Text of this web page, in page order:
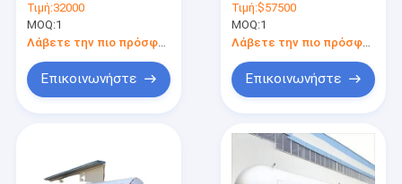
ασφαλή και
αποτελεσματική
μεταφορά
υγροποιημένου
πετρελαϊκού αερίου
Τιμή:32000
MOQ:1
Λάβετε την πιο πρόσφατη τιμή
Επικοινωνήστε
Τανκ Trailer ΥΦΑ
Μεταφορικού Τανκ
Τραίλερ Χύδης ΥΦΑ
Τραίλερ
Τιμή:$57500
MOQ:1
Επικοινωνήστε